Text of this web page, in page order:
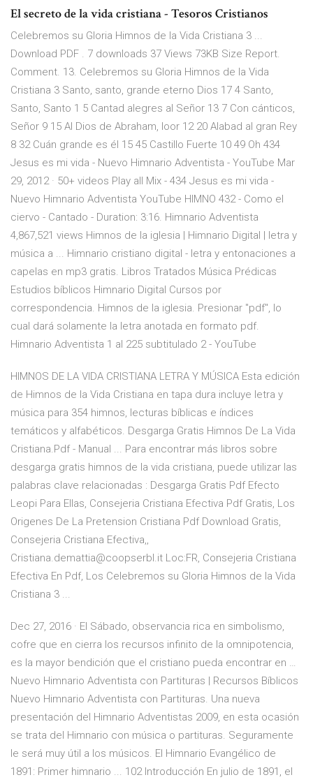
El secreto de la vida cristiana - Tesoros Cristianos
Celebremos su Gloria Himnos de la Vida Cristiana 3 ...
Download PDF . 7 downloads 37 Views 73KB Size Report.
Comment. 13. Celebremos su Gloria Himnos de la Vida
Cristiana 3 Santo, santo, grande eterno Dios 17 4 Santo,
Santo, Santo 1 5 Cantad alegres al Señor 13 7 Con cánticos,
Señor 9 15 Al Dios de Abraham, loor 12 20 Alabad al gran Rey
8 32 Cuán grande es él 15 45 Castillo Fuerte 10 49 Oh 434
Jesus es mi vida - Nuevo Himnario Adventista - YouTube Mar
29, 2012 · 50+ videos Play all Mix - 434 Jesus es mi vida -
Nuevo Himnario Adventista YouTube HIMNO 432 - Como el
ciervo - Cantado - Duration: 3:16. Himnario Adventista
4,867,521 views Himnos de la iglesia | Himnario Digital | letra y
música a ... Himnario cristiano digital - letra y entonaciones a
capelas en mp3 gratis. Libros Tratados Música Prédicas
Estudios bíblicos Himnario Digital Cursos por
correspondencia. Himnos de la iglesia. Presionar "pdf", lo
cual dará solamente la letra anotada en formato pdf.
Himnario Adventista 1 al 225 subtitulado 2 - YouTube
HIMNOS DE LA VIDA CRISTIANA LETRA Y MÚSICA Esta edición
de Himnos de la Vida Cristiana en tapa dura incluye letra y
música para 354 himnos, lecturas bíblicas e índices
temáticos y alfabéticos. Desgarga Gratis Himnos De La Vida
Cristiana.Pdf - Manual ... Para encontrar más libros sobre
desgarga gratis himnos de la vida cristiana, puede utilizar las
palabras clave relacionadas : Desgarga Gratis Pdf Efecto
Leopi Para Ellas, Consejeria Cristiana Efectiva Pdf Gratis, Los
Origenes De La Pretension Cristiana Pdf Download Gratis,
Consejeria Cristiana Efectiva,,
Cristiana.demattia@coopserbl.it Loc:FR, Consejeria Cristiana
Efectiva En Pdf, Los Celebremos su Gloria Himnos de la Vida
Cristiana 3 ...
Dec 27, 2016 · El Sábado, observancia rica en simbolismo,
cofre que en cierra los recursos infinito de la omnipotencia,
es la mayor bendición que el cristiano pueda encontrar en …
Nuevo Himnario Adventista con Partituras | Recursos Bíblicos
Nuevo Himnario Adventista con Partituras. Una nueva
presentación del Himnario Adventistas 2009, en esta ocasión
se trata del Himnario con música o partituras. Seguramente
le será muy útil a los músicos. El Himnario Evangélico de
1891: Primer himnario ... 102 Introducción En julio de 1891, el